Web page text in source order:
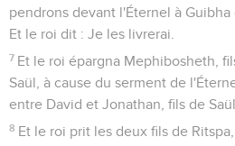
pendrons devant l'Éternel à Guibha
Et le roi dit : Je les livrerai.
7 Et le roi épargna Mephibosheth,
Saül, à cause du serment de
entre David et Jonathan, fils de Saül.
8 Et le roi prit les deux fils de